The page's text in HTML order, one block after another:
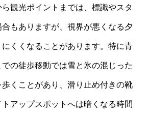
観光ポイントまでは、標識やスタ
もありますが、視界が悪くなる夕
くくなることがあります。特に青
の徒歩移動では雪と氷の混じった
くことがあり、滑り止め付きの靴
アップスポットへは暗くなる時間